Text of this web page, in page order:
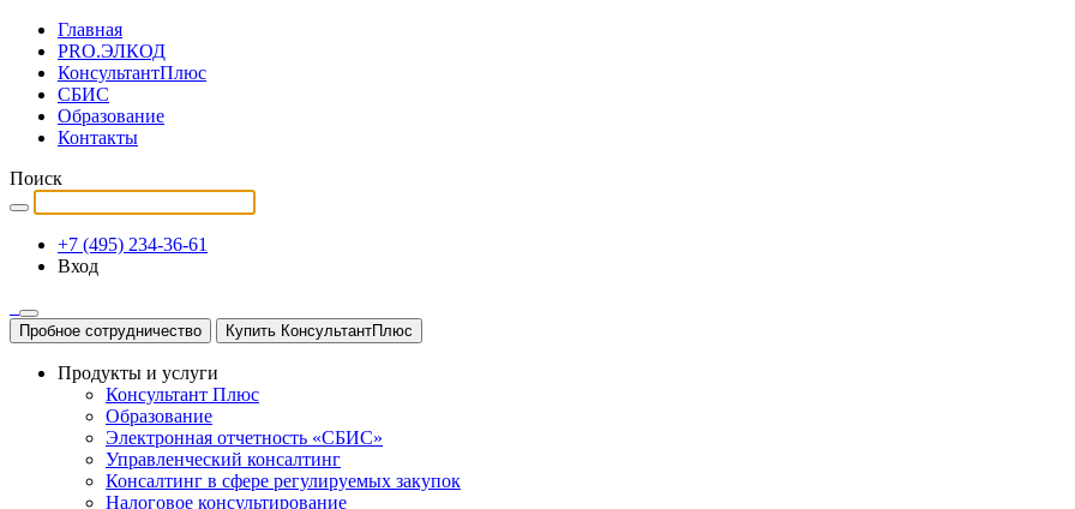
Главная
PRO.ЭЛКОД
КонсультантПлюс
СБИС
Образование
Контакты
Поиск
+7 (495) 234-36-61
Вход
Пробное сотрудничество Купить КонсультантПлюс
Продукты и услуги
Консультант Плюс
Образование
Электронная отчетность «СБИС»
Управленческий консалтинг
Консалтинг в сфере регулируемых закупок
Налоговое консультирование